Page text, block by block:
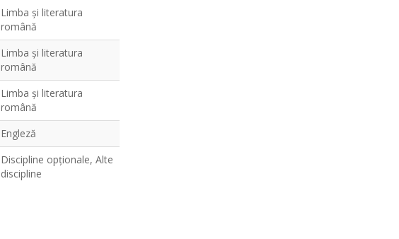
Limba şi literatura
română
Limba şi literatura
română
Limba şi literatura
română
Engleză
Discipline opţionale, Alte
discipline